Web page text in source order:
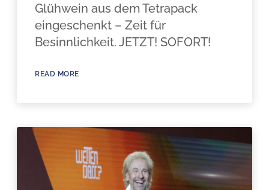
Glühwein aus dem Tetrapack
eingeschenkt – Zeit für
Besinnlichkeit. JETZT! SOFORT!
READ MORE